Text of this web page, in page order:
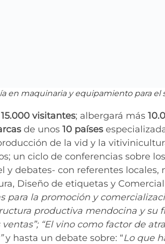
en maquinaria y equipamiento para el
15.000 visitantes; albergará más
de unos 10 países
de la vid y la
un ciclo de conferencias sobre
y debates- con referentes locales,
Diseño de etiquetas y
para la promoción y
productiva mendocina y su
“El vino como factor de
y hasta un debate sobre: “Lo que